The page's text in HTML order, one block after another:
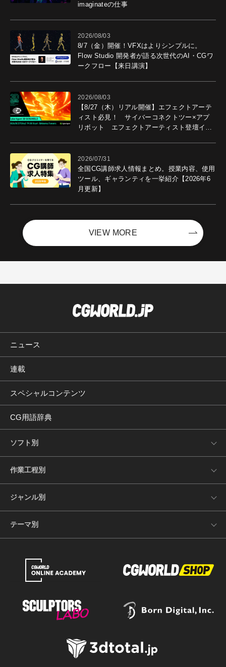
imaginateの仕事
2026/08/03
8/7（金）開催！VFXはよりシンプルに。
Flow Studio 開発者が語る次世代のAI・CGワ
ークフロー【来日講演】
2026/08/03
【8/27（木）リアル開催】エフェクトアーテ
ィスト必見！ サイバーコネクトツー×アプ
リボット エフェクトアーティスト登壇イベ
2026/07/31
全国CG講師求人情報まとめ。授業内容、使用
ツール、ギャランティを一挙紹介【2026年6
月更新】
VIEW MORE
ニュース
連載
スペシャルコンテンツ
CG用語辞典
ソフト別
作業工程別
ジャンル別
テーマ別